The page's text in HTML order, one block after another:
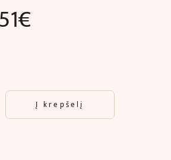
€
Į krepšelį